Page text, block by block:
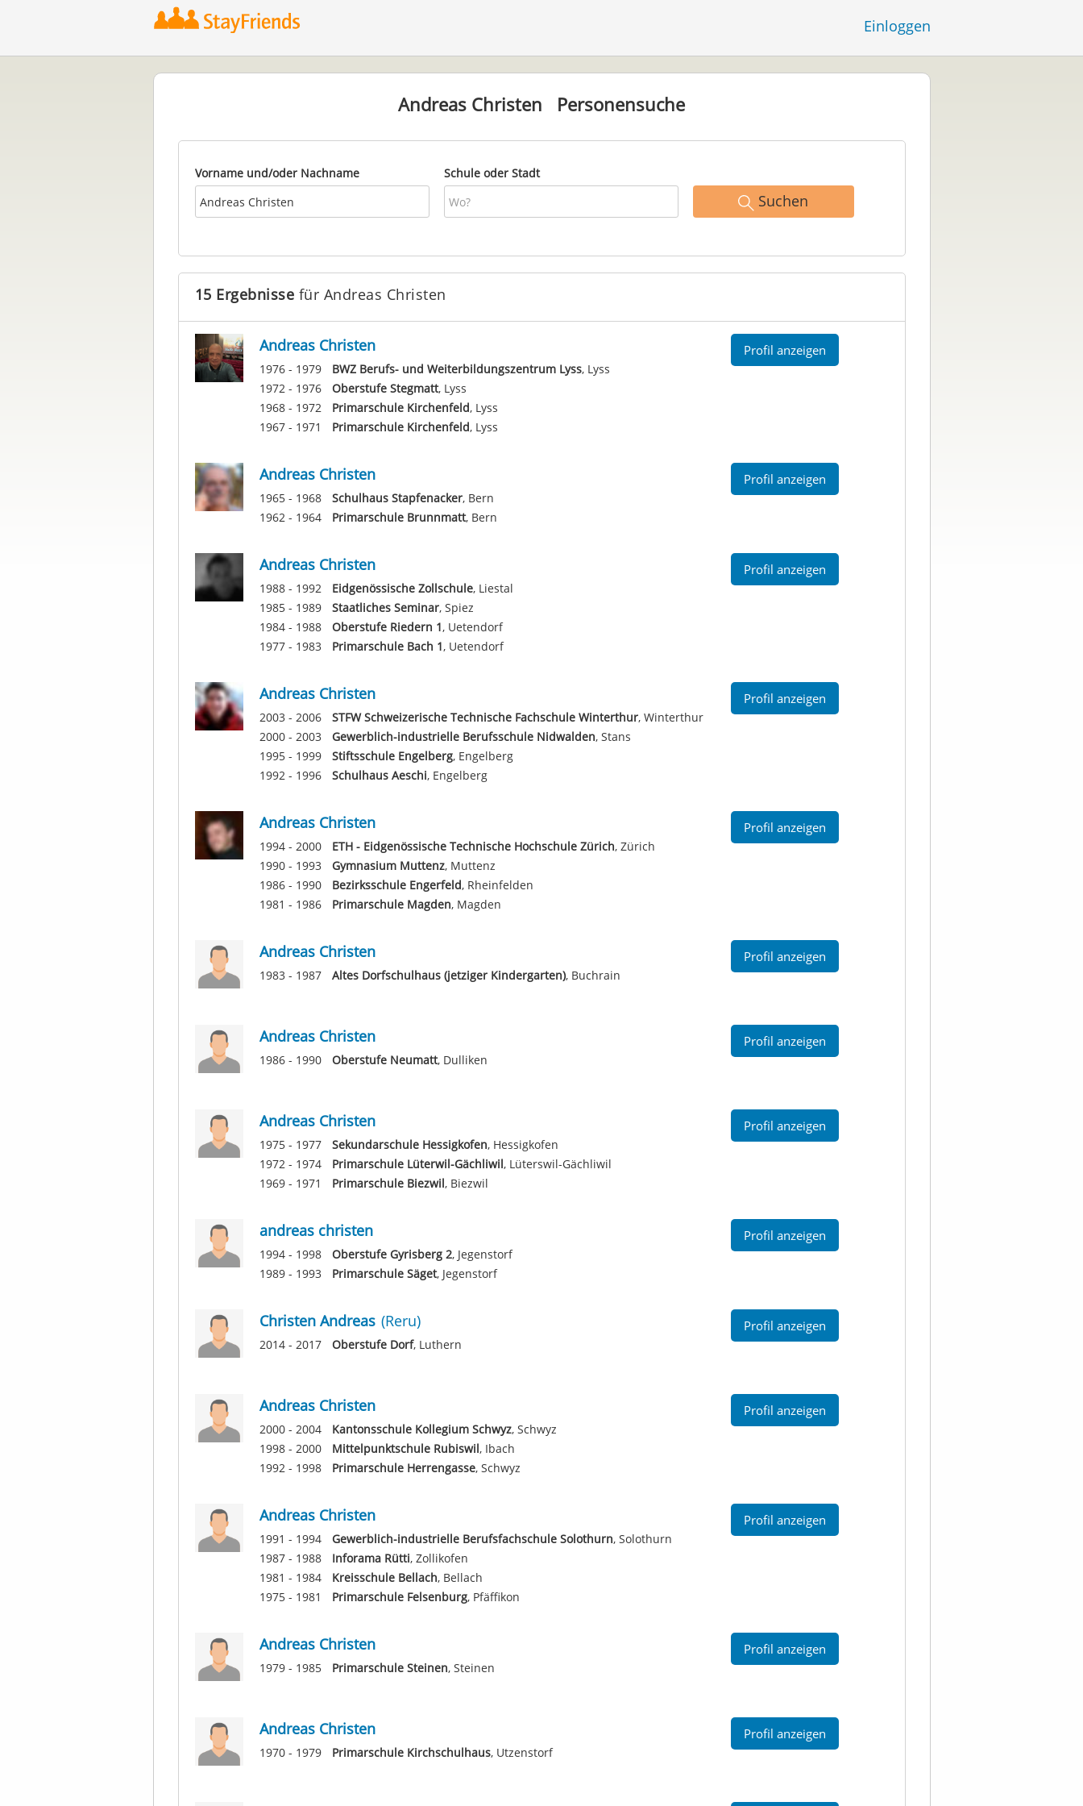
Einloggen
Andreas Christen Personensuche
Vorname und/oder Nachname Schule oder Stadt
Suchen
15 Ergebnisse für Andreas Christen
Andreas Christen
1976 - 1979 BWZ Berufs- und Weiterbildungszentrum Lyss, Lyss
1972 - 1976
Oberstufe Stegmatt, Lyss
1968 - 1972
Primarschule Kirchenfeld, Lyss
1967 - 1971
Primarschule Kirchenfeld, Lyss
Profil anzeigen
Andreas Christen
1965 - 1968 Schulhaus Stapfenacker, Bern
1962 - 1964
Primarschule Brunnmatt, Bern
Profil anzeigen
Andreas Christen
1988 - 1992 Eidgenössische Zollschule, Liestal
1985 - 1989
Staatliches Seminar, Spiez
1984 - 1988
Oberstufe Riedern 1, Uetendorf
1977 - 1983
Primarschule Bach 1, Uetendorf
Profil anzeigen
Andreas Christen
2003 - 2006 STFW Schweizerische Technische Fachschule Winterthur, Winterthur
2000 - 2003
Gewerblich-industrielle Berufsschule Nidwalden, Stans
1995 - 1999
Stiftsschule Engelberg, Engelberg
1992 - 1996
Schulhaus Aeschi, Engelberg
Profil anzeigen
Andreas Christen
1994 - 2000 ETH - Eidgenössische Technische Hochschule Zürich, Zürich
1990 - 1993
Gymnasium Muttenz, Muttenz
1986 - 1990
Bezirksschule Engerfeld, Rheinfelden
1981 - 1986
Primarschule Magden, Magden
Profil anzeigen
Andreas Christen
1983 - 1987 Altes Dorfschulhaus (jetziger Kindergarten), Buchrain
Profil anzeigen
Andreas Christen
1986 - 1990 Oberstufe Neumatt, Dulliken
Profil anzeigen
Andreas Christen
1975 - 1977 Sekundarschule Hessigkofen, Hessigkofen
1972 - 1974
Primarschule Lüterwil-Gächliwil, Lüterswil-Gächliwil
1969 - 1971
Primarschule Biezwil, Biezwil
Profil anzeigen
andreas christen
1994 - 1998 Oberstufe Gyrisberg 2, Jegenstorf
1989 - 1993
Primarschule Säget, Jegenstorf
Profil anzeigen
Christen Andreas (Reru)
2014 - 2017 Oberstufe Dorf, Luthern
Profil anzeigen
Andreas Christen
2000 - 2004 Kantonsschule Kollegium Schwyz, Schwyz
1998 - 2000
Mittelpunktschule Rubiswil, Ibach
1992 - 1998
Primarschule Herrengasse, Schwyz
Profil anzeigen
Andreas Christen
1991 - 1994 Gewerblich-industrielle Berufsfachschule Solothurn, Solothurn
1987 - 1988
Inforama Rütti, Zollikofen
1981 - 1984
Kreisschule Bellach, Bellach
1975 - 1981
Primarschule Felsenburg, Pfäffikon
Profil anzeigen
Andreas Christen
1979 - 1985 Primarschule Steinen, Steinen
Profil anzeigen
Andreas Christen
1970 - 1979 Primarschule Kirchschulhaus, Utzenstorf
Profil anzeigen